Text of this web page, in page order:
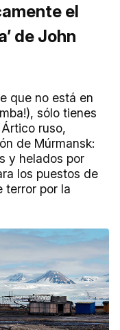
el
de John
que no está en
sólo tienes
ruso,
de Múrmansk:
y helados por
los puestos de
terror por la